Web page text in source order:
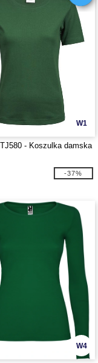
W1
- Koszulka damska
-37%
W4